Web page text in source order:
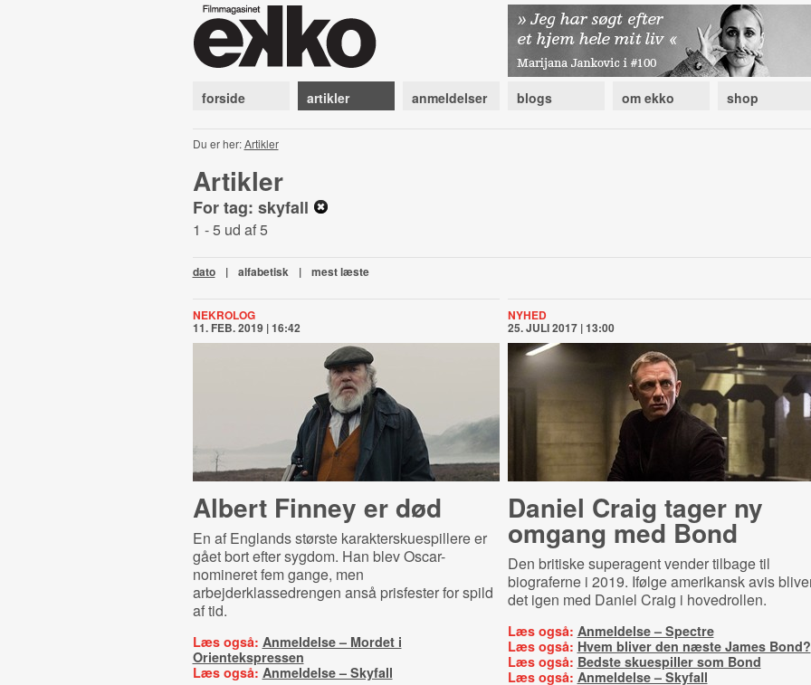
forside artikler anmeldelser blogs om ekko shop
Du er her:Artikler
Artikler
For tag: skyfall
1 - 5 ud af 5
dato | alfabetisk | mest læste
NEKROLOG
11. FEB. 2019 | 16:42
Albert Finney er død
En af Englands største karakterskuespillere er
gået bort efter sygdom. Han blev Oscar-
nomineret fem gange, men
arbejderklassedrengen anså prisfester for spild
af tid.
Læs også: Anmeldelse – Mordet i
Orientekspressen
Læs også: Anmeldelse – Skyfall
NYHED
25. JULI 2017 | 13:00
Daniel Craig tager ny
omgang med Bond
Den britiske superagent vender tilbage til
biograferne i 2019. Ifølge amerikansk avis
det igen med Daniel Craig i hovedrollen.
Læs også: Anmeldelse – Spectre
Læs også: Hvem bliver den næste James Bond?
Læs også: Bedste skuespiller som Bond
Læs også: Anmeldelse – Skyfall